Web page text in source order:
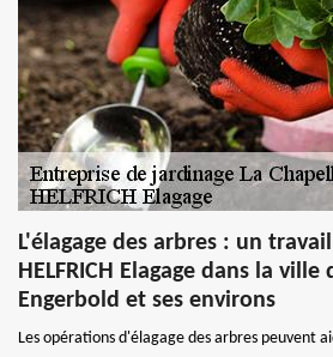
L'élagage des arbres : un
HELFRICH Elagage dans la ville
Engerbold et ses environs
Les opérations d'élagage des arbres peuvent